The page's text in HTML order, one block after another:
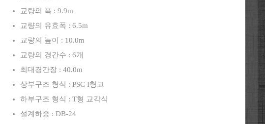
교량의 폭 : 9.9m
교량의 유효폭 : 6.5m
교량의 높이 : 10.0m
교량의 경간수 : 6개
최대경간장 : 40.0m
상부구조 형식 : PSC I형교
하부구조 형식 : T형 교각식
설계하중 : DB-24